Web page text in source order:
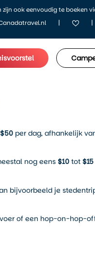
zijn ook eenvoudig te boeken
| |
$50 per dag, afhankelijk
nog eens $10 tot $15
bijvoorbeeld je
of een hop-on-hop-